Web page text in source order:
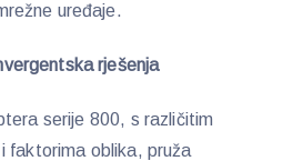
uređaje.
rješenja
serije 800, s različitim
faktorima oblika, pruža